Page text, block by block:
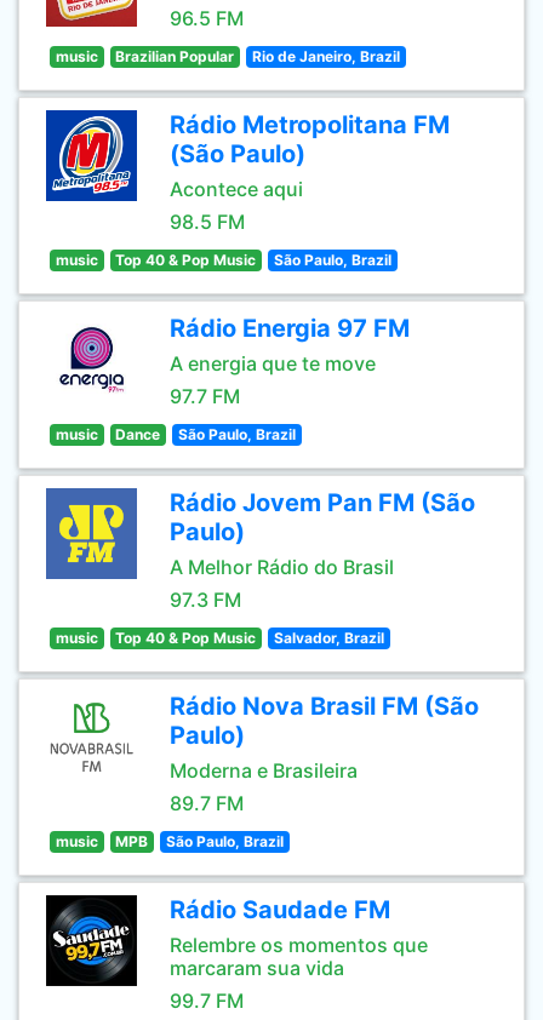
96.5 FM
music Brazilian Popular Rio de Janeiro, Brazil
Rádio Metropolitana FM
(São Paulo)
Acontece aqui
98.5 FM
music Top 40 & Pop Music São Paulo, Brazil
Rádio Energia 97 FM
A energia que te move
97.7 FM
music Dance São Paulo, Brazil
Rádio Jovem Pan FM (São
Paulo)
A Melhor Rádio do Brasil
97.3 FM
music Top 40 & Pop Music Salvador, Brazil
Rádio Nova Brasil FM (São
Paulo)
Moderna e Brasileira
89.7 FM
music MPB São Paulo, Brazil
Rádio Saudade FM
Relembre os momentos que
marcaram sua vida
99.7 FM